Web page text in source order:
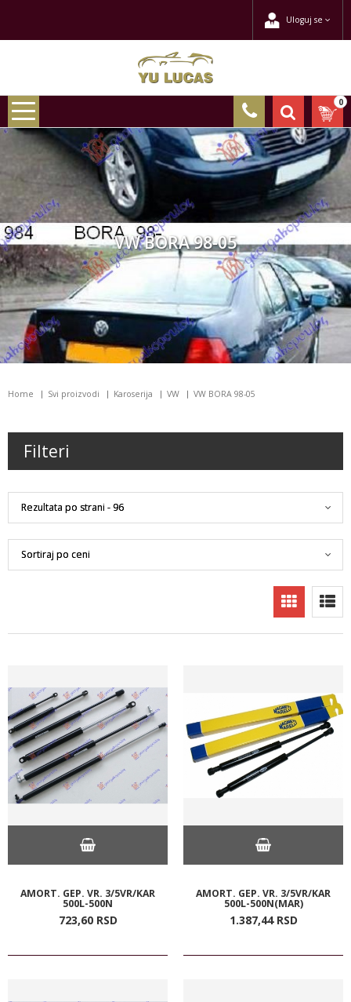
Uloguj se
0
VW BORA 98-05
Home Svi proizvodi Karoserija VW VW BORA 98-05
Filteri
AMORT. GEP. VR. 3/5VR/KAR
500L-500N
723,60 RSD
AMORT. GEP. VR. 3/5VR/KAR
500L-500N(MAR)
1.387,44 RSD